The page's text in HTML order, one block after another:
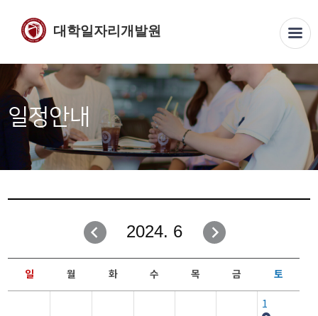
대학일자리개발원
일정안내
2024. 6
일 월 화 수 목 금 토
1